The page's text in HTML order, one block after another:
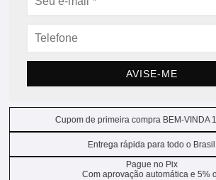
AVISE-ME
Cupom de primeira compra BEM-VINDA
Entrega rápida para todo o Brasil
Pague no Pix
Com aprovação automática e 5%